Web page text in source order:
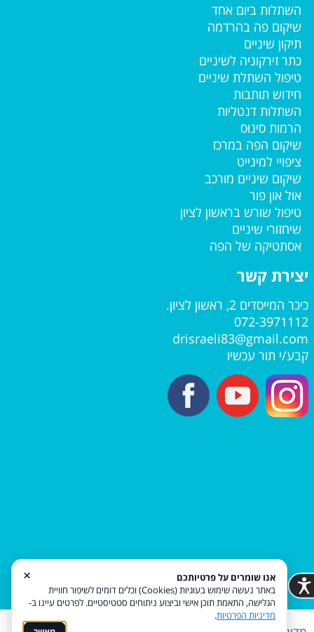
השתלות ביום אחד
שיקום פה בהרדמה
תיקון שיניים
כתר זירקוניה לשיניים
טיפול השתלת שיניים
חידוש תותבות
השתלות דנטליות
הרמות סינוס
שיקום הפה במרכז
ציפויי למינייט
שיקום שיניים מורכב
אול און פור
טיפול שורש בראשון לציון
שיחזורי שיניים
אסתטיקה של הפה
יצירת קשר
כיכר המייסדים 2, ראשון לציון.
072-3971112
​​​​​​​drisraeli83@gmail.com
קבע/י תור עכשיו
×
אנו שומרים על פרטיותכם
באתר נעשה שימוש בעוגיות (Cookies) וכלים דומים לשיפור חוויית
הגלישה, התאמת תוכן אישי וביצוע ניתוחים סטטיסטיים. לפרטים עיינו ב-
מדיניות הפרטיות.